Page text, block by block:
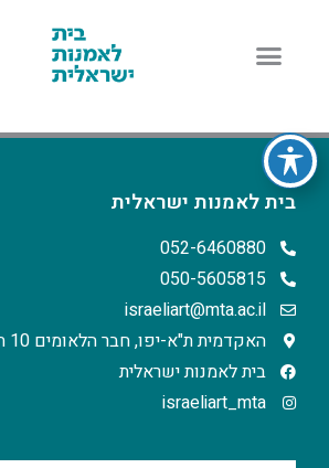
בית לאמנות ישראלית
052-6460880
050-5605815
israeliart@mta.ac.il
האקדמית ת"א-יפו, חבר הלאומים 10 תל אביב
בית לאמנות ישראלית
israeliart_mta